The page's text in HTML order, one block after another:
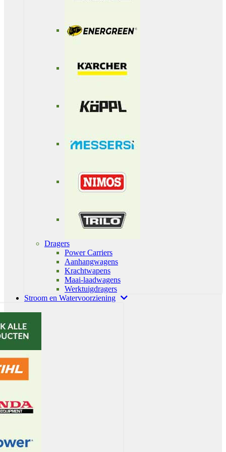
Dragers
Power Carriers
Aanhangwagens
Krachtwapens
Maai-laadwagens
Werktuigdragers
Stroom en Watervoorziening